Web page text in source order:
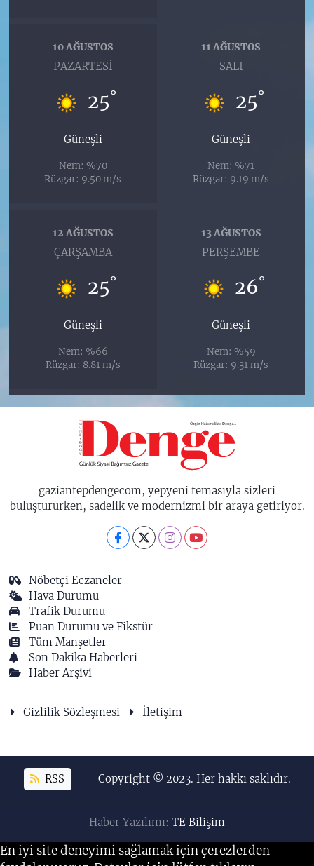
10 AĞUSTOS
PAZARTESI
25°
Güneşli
Nem: %70
Rüzgar: 9.50 m/s
11 AĞUSTOS
SALI
25°
Güneşli
Nem: %71
Rüzgar: 9.19 m/s
12 AĞUSTOS
ÇARŞAMBA
25°
Güneşli
Nem: %66
Rüzgar: 8.81 m/s
13 AĞUSTOS
PERŞEMBE
26°
Güneşli
Nem: %59
Rüzgar: 9.31 m/s
gaziantepdengecom, yepyeni temasıyla sizleri
buluştururken, sadelik ve modernizmi bir araya getiriyor.
Nöbetçi Eczaneler
Hava Durumu
Trafik Durumu
Puan Durumu ve Fikstür
Tüm Manşetler
Son Dakika Haberleri
Haber Arşivi
Gizlilik Sözleşmesi İletişim
RSS Copyright © 2023. Her hakkı saklıdır.
Haber Yazılımı: TE Bilişim
En iyi site deneyimi sağlamak için çerezlerden